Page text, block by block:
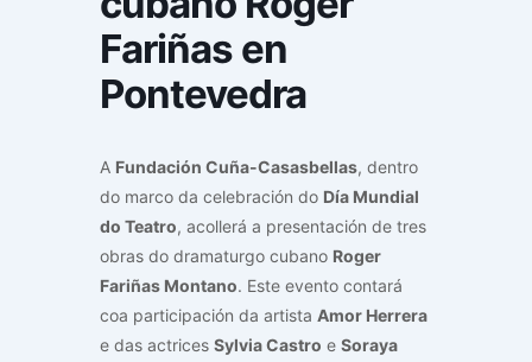
Fariñas en
Pontevedra
A Fundación Cuña-Casasbellas, dentro
do marco da celebración do Día Mundial
do Teatro, acollerá a presentación de tres
obras do dramaturgo cubano Roger
Fariñas Montano. Este evento contará
coa participación da artista Amor Herrera
e das actrices Sylvia Castro e Soraya